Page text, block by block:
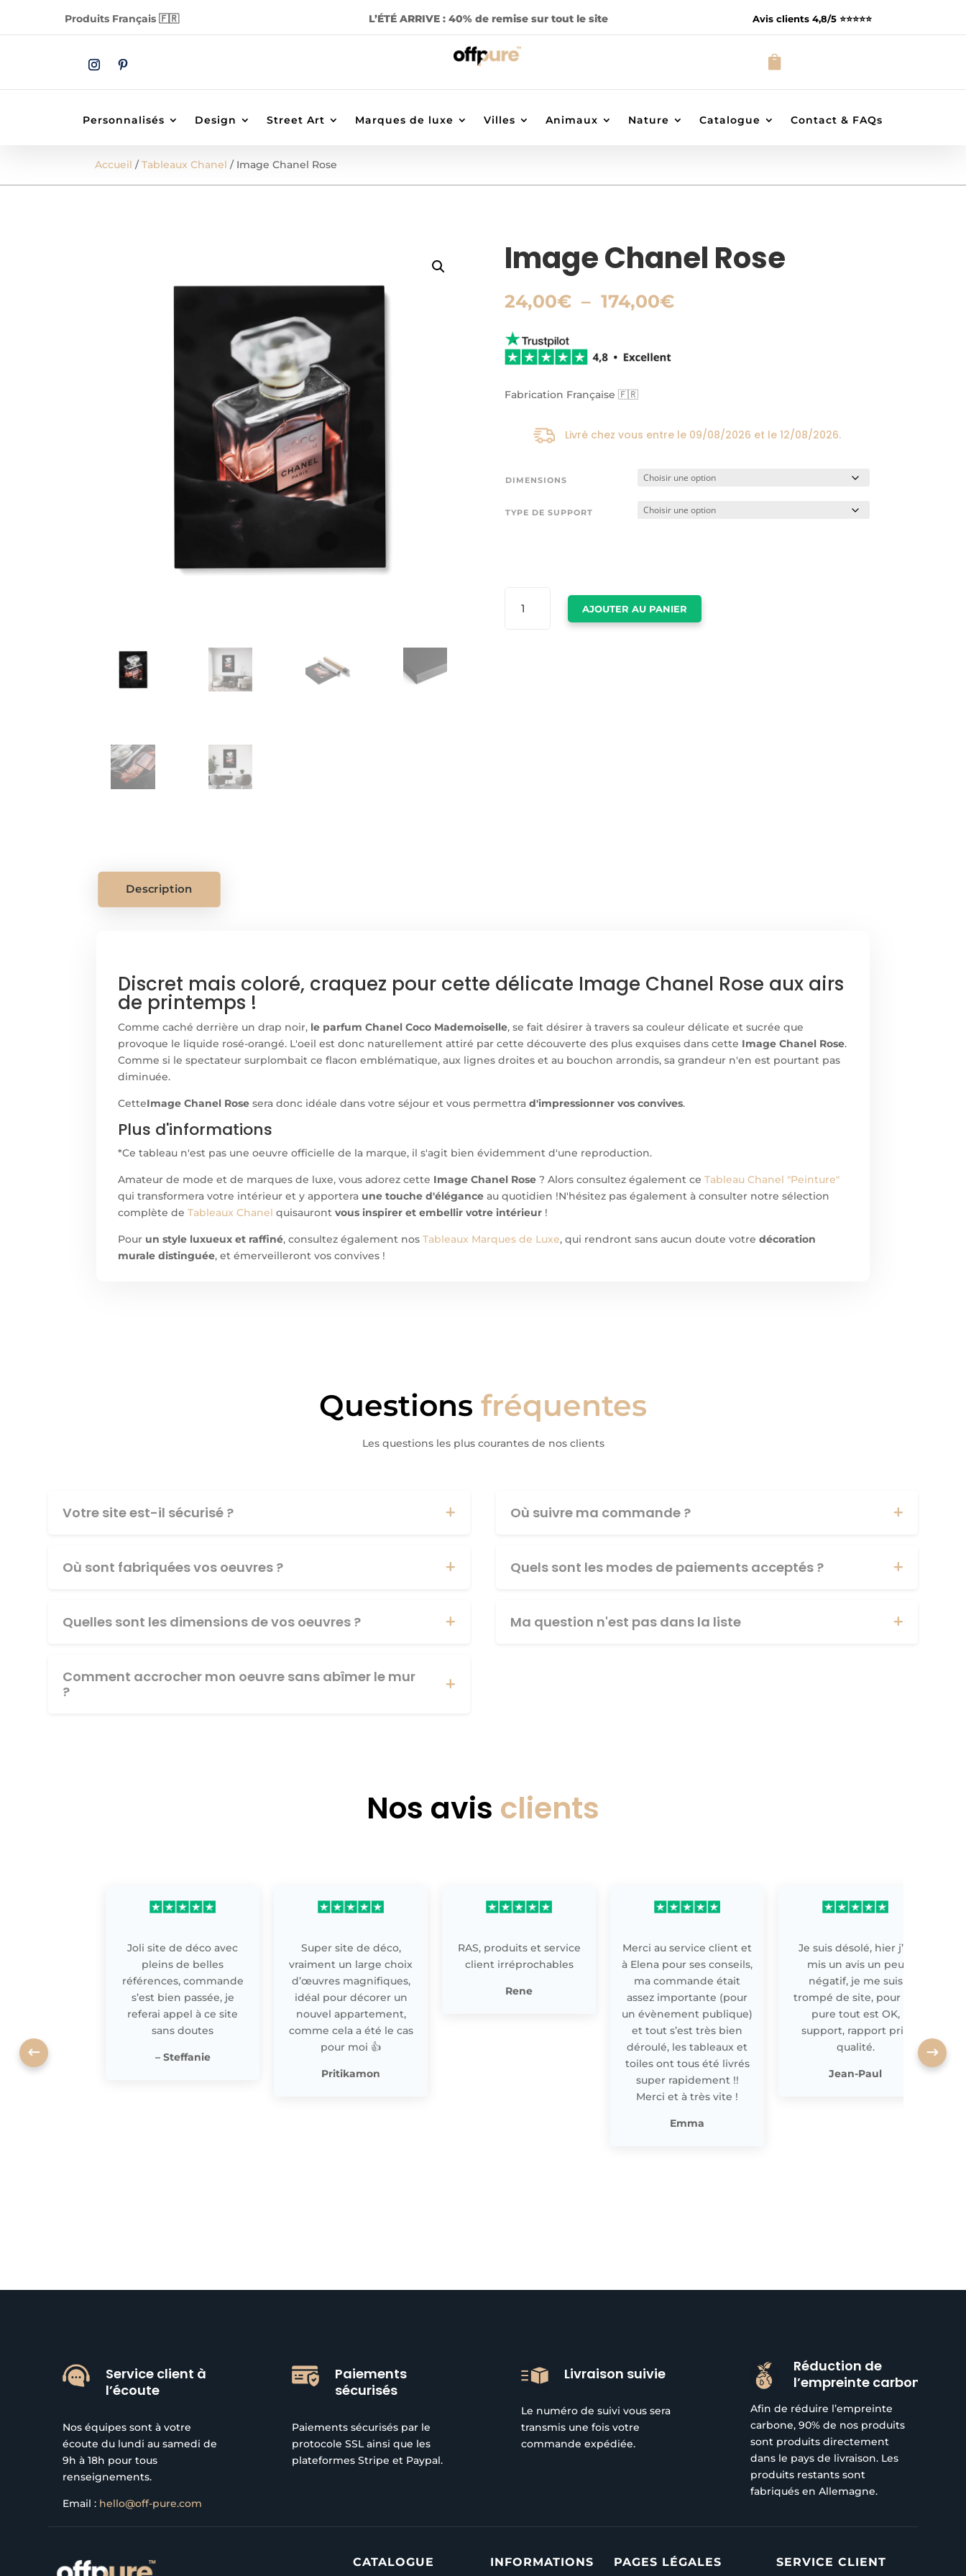
Produits Français 🇫🇷 L’ÉTÉ ARRIVE : 40% de remise sur tout le site Avis clients 4,8/5 ⭐️⭐️⭐️⭐️⭐️

Personnalisés Design Street Art Marques de luxe Villes Animaux Nature Catalogue Contact & FAQs
Accueil /Tableaux Chanel / Image Chanel Rose
Image Chanel Rose
24,00€ – 174,00€Plage
Fabrication Française 🇫🇷
Livré chez vous entre le 09/08/2026 et le 12/08/2026.
DIMENSIONS
TYPE DE SUPPORT
AJOUTER AU PANIER
Description
Discret mais coloré, craquez pour cette délicate Image Chanel Rose aux airs
de printemps !
Comme caché derrière un drap noir, le parfum Chanel Coco Mademoiselle, se fait désirer à travers sa couleur délicate et sucrée que
provoque le liquide rosé-orangé. L'oeil est donc naturellement attiré par cette découverte des plus exquises dans cette Image Chanel Rose.
Comme si le spectateur surplombait ce flacon emblématique, aux lignes droites et au bouchon arrondis, sa grandeur n'en est pourtant pas
diminuée.
CetteImage Chanel Rose sera donc idéale dans votre séjour et vous permettrad'impressionner vos convives.
Plus d'informations
*Ce tableau n'est pas une oeuvre officielle de la marque, il s'agit bien évidemment d'une reproduction.
Amateur de mode et de marques de luxe, vous adorez cette Image Chanel Rose ? Alors consultez également ceTableau Chanel "Peinture"
qui transformera votre intérieur et y apportera une touche d'élégance au quotidien !N'hésitez pas également à consulter notre sélection
complète de Tableaux Chanel quisaurontvous inspirer et embellir votre intérieur !
Pour un style luxueux et raffiné, consultez également nosTableaux Marques de Luxe, qui rendront sans aucun doute votredécoration
murale distinguée, et émerveilleront vos convives !
Questions fréquentes
Les questions les plus courantes de nos clients
Votre site est-il sécurisé ?
Où sont fabriquées vos oeuvres ?
Quelles sont les dimensions de vos oeuvres ?
Comment accrocher mon oeuvre sans abîmer le mur
?
Où suivre ma commande ?
Quels sont les modes de paiements acceptés ?
Ma question n'est pas dans la liste
Nos avis clients
Joli site de déco avec
pleins de belles
références, commande
s’est bien passée, je
referai appel à ce site
sans doutes
– Steffanie
Super site de déco,
vraiment un large choix
d’œuvres magnifiques,
idéal pour décorer un
nouvel appartement,
comme cela a été le cas
pour moi 👍
Pritikamon
RAS, produits et service
client irréprochables
Rene
Merci au service client et
à Elena pour ses conseils,
ma commande était
assez importante (pour
un évènement publique)
et tout s’est très bien
déroulé, les tableaux et
toiles ont tous été livrés
super rapidement !!
Merci et à très vite !
Emma
Je suis désolé, hier j’ai
mis un avis un peu
négatif, je me suis
trompé de site, pour off
pure tout est OK,
support, rapport prix
qualité.
Jean-Paul
Service client à
l’écoute
Nos équipes sont à votre
écoute du lundi au samedi de
9h à 18h pour tous
renseignements.
Email : hello@off-pure.com
Paiements
sécurisés
Paiements sécurisés par le
protocole SSL ainsi que les
plateformes Stripe et Paypal.
Livraison suivie
Le numéro de suivi vous sera
transmis une fois votre
commande expédiée.
Réduction de
l’empreinte carbone
Afin de réduire l’empreinte
carbone, 90% de nos produits
sont produits directement
dans le pays de livraison. Les
produits restants sont
fabriqués en Allemagne.
CATALOGUE INFORMATIONS PAGES LÉGALES SERVICE CLIENT